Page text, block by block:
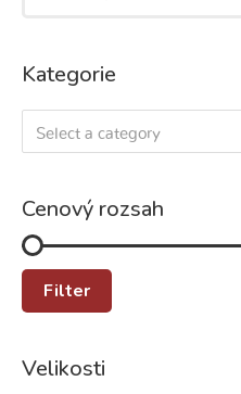
Kategorie
Select a category
Cenový rozsah
Filter
Velikosti